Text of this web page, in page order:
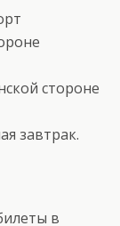
стороне
завтрак.
в